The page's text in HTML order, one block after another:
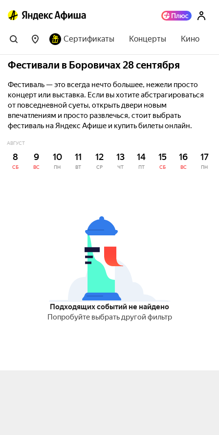
Сертификаты Концерты Кино
Фестивали в Боровичах 28 сентября
Фестиваль — это всегда нечто большее, нежели просто
концерт или выставка. Если вы хотите абстрагироваться
от повседневной суеты, открыть двери новым
впечатлениям и просто развлечься, стоит выбрать
фестиваль на Яндекс Афише и купить билеты онлайн.
АВГУСТ
8
СБ
9
ВС
10
ПН
11
ВТ
12
СР
13
ЧТ
14
ПТ
15
СБ
16
ВС
17
ПН
Подходящих событий не найдено
Попробуйте выбрать другой фильтр